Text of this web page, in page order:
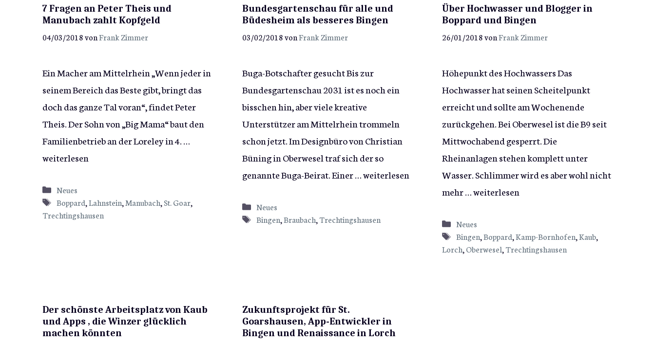
7 Fragen an Peter Theis und
Manubach zahlt Kopfgeld
04/03/2018vonFrank Zimmer
Ein Macher am Mittelrhein „Wenn jeder in
seinem Bereich das Beste gibt, bringt das
doch das ganze Tal voran“, findet Peter
Theis. Der Sohn von „Big Mama“ baut den
Familienbetrieb an der Loreley in 4. …
weiterlesen
Kategorien
Neues
Schlagwörter
Boppard,Lahnstein,Manubach, St. Goar,
Trechtingshausen
Bundesgartenschau für alle und
Büdesheim als besseres Bingen
03/02/2018vonFrank Zimmer
Buga-Botschafter gesucht Bis zur
Bundesgartenschau 2031 ist es noch ein
bisschen hin, aber viele kreative
Unterstützer am Mittelrhein trommeln
schon jetzt. Im Designbüro von Christian
Büning in Oberwesel traf sich der so
genannte Buga-Beirat. Einer …weiterlesen
Kategorien
Neues
Schlagwörter
Bingen,Braubach, Trechtingshausen
Über Hochwasser und Blogger in
Boppard und Bingen
26/01/2018vonFrank Zimmer
Höhepunkt des Hochwassers Das
Hochwasser hat seinen Scheitelpunkt
erreicht und sollte am Wochenende
zurückgehen. Bei Oberwesel ist die B9 seit
Mittwochabend gesperrt. Die
Rheinanlagen stehen komplett unter
Wasser. Schlimmer wird es aber wohl nicht
mehr …weiterlesen
Kategorien
Neues
Schlagwörter
Bingen,Boppard,Kamp-Bornhofen,Kaub,
Lorch, Oberwesel, Trechtingshausen
Der schönste Arbeitsplatz von Kaub
und Apps , die Winzer glücklich
machen könnten
Zukunftsprojekt für St.
Goarshausen, App-Entwickler in
Bingen und Renaissance in Lorch